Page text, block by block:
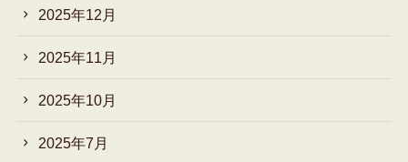
2025年12月
2025年11月
2025年10月
2025年7月